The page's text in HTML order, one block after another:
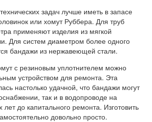
задач лучше иметь в запасе
или хомут Руббера. Для труб
применяют изделия из мягкой
Для систем диаметром более одного
бандажи из нержавеющей стали.
с резиновым уплотнителем можно
устройством для ремонта. Эта
настолько удачной, что бандажи могут
так и в водопроводе на
до капитального ремонта. Изготовить
довольно просто.